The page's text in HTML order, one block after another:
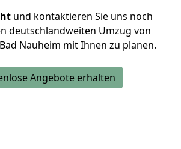
und kontaktieren Sie uns noch
deutschlandweiten Umzug von
Nauheim mit Ihnen zu planen.
Angebote erhalten